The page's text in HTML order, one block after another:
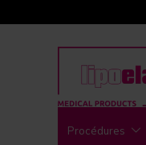
Procédures